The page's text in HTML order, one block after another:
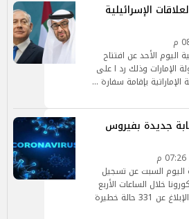
الإسرائيلية
اليوم الأحد عن افتتاح
الإمارات وذلك رد ا على
بإقامة سفارة …
تُسجل 1818 إصابة جديدة بفيروس
اليوم السبت عن تسجيل
خلال الساعات الأربع
والعشرين الماضية بينما جرى الإبلاغ عن 331 حالة خطيرة